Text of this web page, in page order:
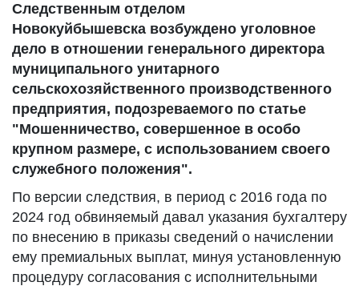
Следственным отделом
Новокуйбышевска возбуждено уголовное
дело в отношении генерального директора
муниципального унитарного
сельскохозяйственного производственного
предприятия, подозреваемого по статье
"Мошенничество, совершенное в особо
крупном размере, с использованием своего
служебного положения".
По версии следствия, в период с 2016 года по
2024 год обвиняемый давал указания бухгалтеру
по внесению в приказы сведений о начислении
ему премиальных выплат, минуя установленную
процедуру согласования с исполнительными